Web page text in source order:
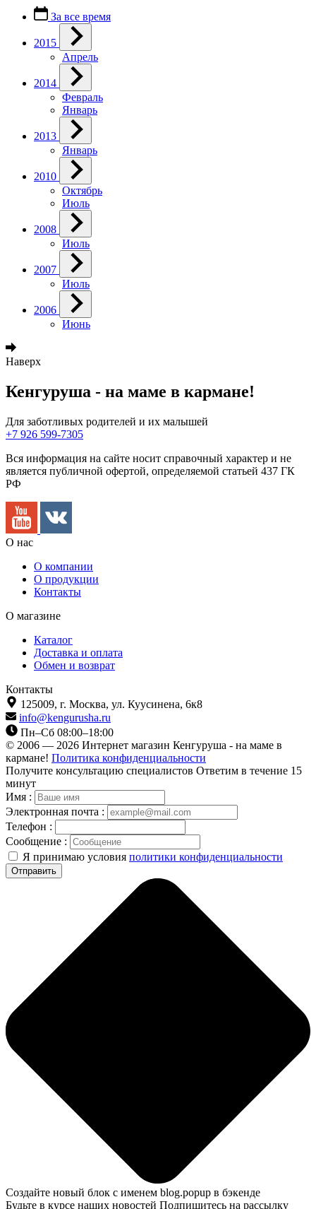
За все время
2015
Апрель
2014
Февраль
Январь
2013
Январь
2010
Октябрь
Июль
2008
Июль
2007
Июль
2006
Июнь
Наверх
Кенгуруша - на маме в кармане!
Для заботливых родителей и их малышей
+7 926 599-7305
Вся информация на сайте носит справочный характер и не
является публичной офертой, определяемой статьей 437 ГК
РФ
О нас
О компании
О продукции
Контакты
О магазине
Каталог
Доставка и оплата
Обмен и возврат
Контакты
125009, г. Москва, ул. Куусинена, 6к8
info@kengurusha.ru
Пн–Сб 08:00–18:00
© 2006 — 2026 Интернет магазин Кенгуруша - на маме в
кармане! Политика конфиденциальности
Получите консультацию специалистов Ответим в течение 15
минут
Имя :
Электронная почта :
Телефон :
Сообщение :
Я принимаю условия политики конфиденциальности
Отправить
Создайте новый блок с именем blog.popup в бэкенде
Будьте в курсе наших новостей Подпишитесь на рассылку